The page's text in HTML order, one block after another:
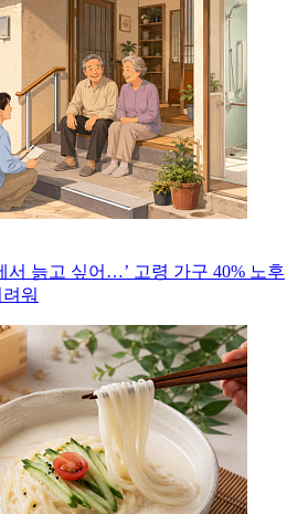
서 늙고 싶어…’ 고령 가구 40% 노후
워